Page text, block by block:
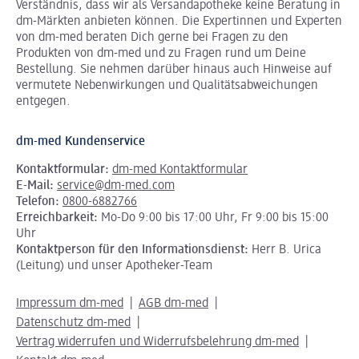
Verständnis, dass wir als Versandapotheke keine Beratung in
dm-Märkten anbieten können. Die Expertinnen und Experten
von dm-med beraten Dich gerne bei Fragen zu den
Produkten von dm-med und zu Fragen rund um Deine
Bestellung. Sie nehmen darüber hinaus auch Hinweise auf
vermutete Nebenwirkungen und Qualitätsabweichungen
entgegen.
dm-med Kundenservice
Kontaktformular: dm-med Kontaktformular
E-Mail: service@dm-med.com
Telefon: 0800-6882766
Erreichbarkeit: Mo-Do 9:00 bis 17:00 Uhr, Fr 9:00 bis 15:00
Uhr
Kontaktperson für den Informationsdienst: Herr B. Urica
(Leitung) und unser Apotheker-Team
Impressum dm-med
AGB dm-med
Datenschutz dm-med
Vertrag widerrufen und Widerrufsbelehrung dm-med